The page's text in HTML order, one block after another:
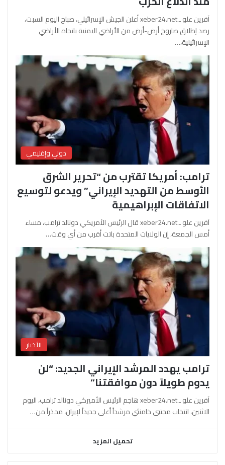
آفرين علو ـ xeber24.net أعلن الجيش الإسرائيلي، صباح اليوم السبت،
رصد إطلاق صاروخ أرض-أرض من الأراضي اليمنية باتجاه الأراضي
الإسرائيلية،…
دولي وإقليمي
ترامب: أمريكا تقترب من “تحرير الشرق
الأوسط من التهديد الإيراني” ويدعو لتوسيع
الاتفاقات الإبراهيمية
آفرين علو ـ xeber24.net قال الرئيس الأمريكي دونالد ترامب، مساء
أمس الجمعة، إن الولايات المتحدة باتت أقرب من أي وقت…
الأخبار
ترامب يهدد المرشد الإيراني الجديد: “لن
يدوم طويلاً دون موافقتنا”
آفرين علو ـ xeber24.net هاجم الرئيس الأميركي دونالد ترامب، اليوم
الاثنين، انتخاب مجتبى خامنئي مرشداً أعلى جديداً لإيران، محذراً من…
تحميل المزيد